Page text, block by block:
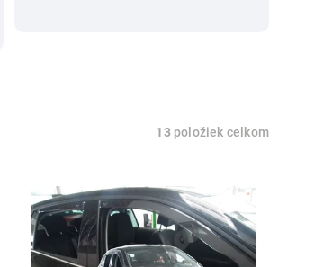
13 položiek celkom